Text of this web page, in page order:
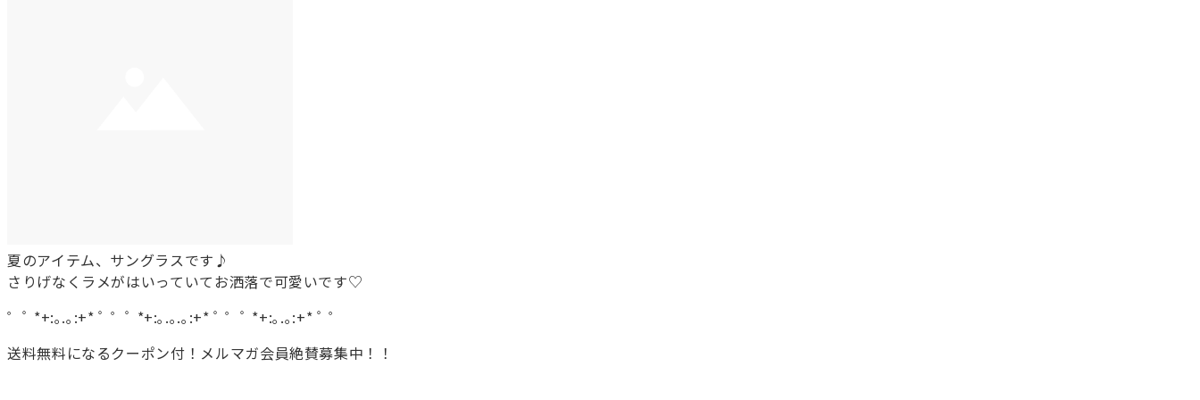
夏のアイテム、サングラスです♪
さりげなくラメがはいっていてお洒落で可愛いです♡
゜ﾟ *+:｡.｡:+* ﾟ ゜ﾟ *+:｡.｡.｡:+* ﾟ ゜ﾟ *+:｡.｡:+* ﾟ ゜
送料無料になるクーポン付！メルマガ会員絶賛募集中！！